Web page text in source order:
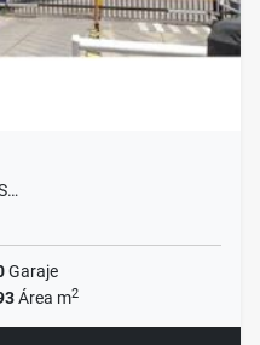
Garaje
Área m2